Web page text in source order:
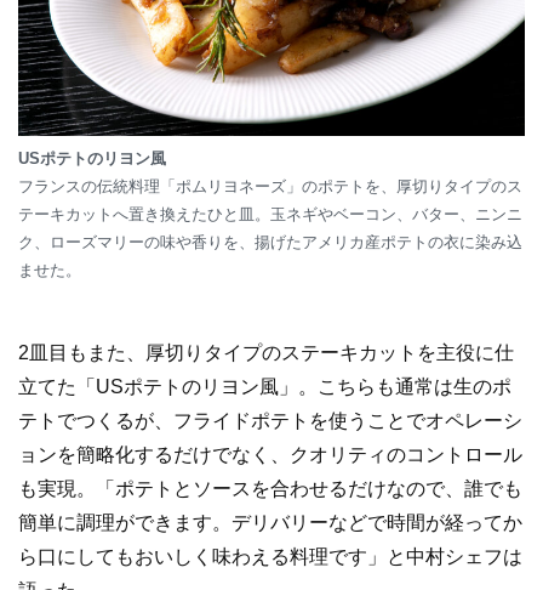
USポテトのリヨン風
フランスの伝統料理「ポムリヨネーズ」のポテトを、厚切りタイプのス
テーキカットへ置き換えたひと皿。玉ネギやベーコン、バター、ニンニ
ク、ローズマリーの味や香りを、揚げたアメリカ産ポテトの衣に染み込
ませた。
2皿目もまた、厚切りタイプのステーキカットを主役に仕
立てた「USポテトのリヨン風」。こちらも通常は生のポ
テトでつくるが、フライドポテトを使うことでオペレーシ
ョンを簡略化するだけでなく、クオリティのコントロール
も実現。「ポテトとソースを合わせるだけなので、誰でも
簡単に調理ができます。デリバリーなどで時間が経ってか
ら口にしてもおいしく味わえる料理です」と中村シェフは